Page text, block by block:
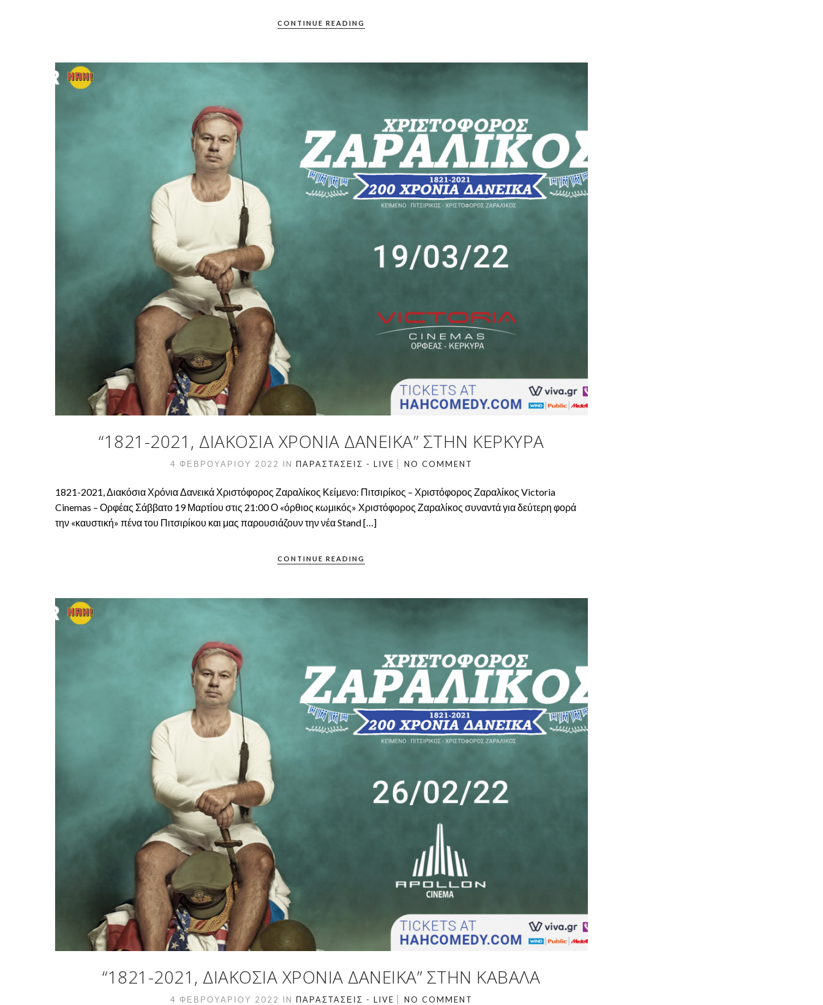
CONTINUE READING
“1821-2021, ΔΙΑΚΌΣΙΑ ΧΡΌΝΙΑ ΔΑΝΕΙΚΆ” ΣΤΗΝ ΚΈΡΚΥΡΑ
4 ΦΕΒΡΟΥΑΡΊΟΥ 2022 IN ΠΑΡΑΣΤΆΣΕΙΣ - LIVE NO COMMENT
1821-2021, Διακόσια Χρόνια Δανεικά Χριστόφορος Ζαραλίκος Κείμενο: Πιτσιρίκος – Χριστόφορος Ζαραλίκος Victoria
Cinemas – Ορφέας Σάββατο 19 Μαρτίου στις 21:00 Ο «όρθιος κωμικός» Χριστόφορος Ζαραλίκος συναντά για δεύτερη φορά
την «καυστική» πένα του Πιτσιρίκου και μας παρουσιάζουν την νέα Stand […]
CONTINUE READING
“1821-2021, ΔΙΑΚΌΣΙΑ ΧΡΌΝΙΑ ΔΑΝΕΙΚΆ” ΣΤΗΝ ΚΑΒΆΛΑ
4 ΦΕΒΡΟΥΑΡΊΟΥ 2022 IN ΠΑΡΑΣΤΆΣΕΙΣ - LIVE NO COMMENT